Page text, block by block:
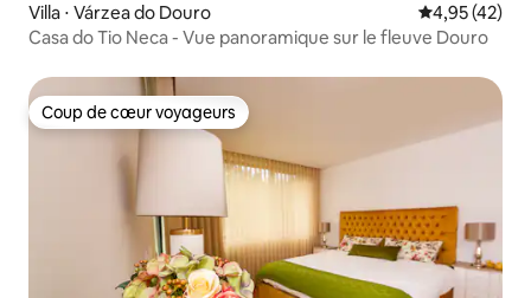
Villa ⋅ Várzea do Douro Évaluation
4,95 (42)
Casa do Tio Neca - Vue panoramique sur le fleuve Douro
Coup de cœur voyageurs
Coup de cœur voyageurs